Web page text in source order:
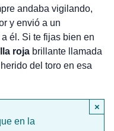
andaba vigilando,
y envió a un
él. Si te fijas bien en
rojabrillante llamada
del toro en esa
en la
×